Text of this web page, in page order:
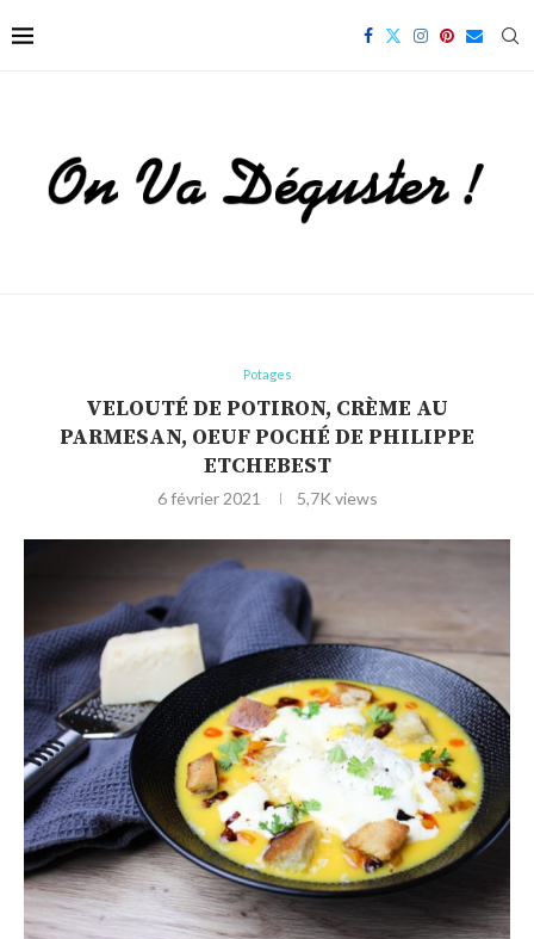
Potages
VELOUTÉ DE POTIRON, CRÈME AU
PARMESAN, OEUF POCHÉ DE PHILIPPE
ETCHEBEST
6 février 2021 5,7K views